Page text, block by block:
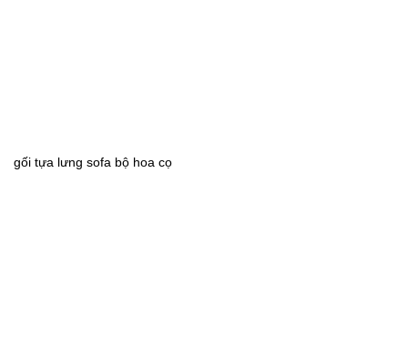
gối tựa lưng sofa bộ hoa cọ